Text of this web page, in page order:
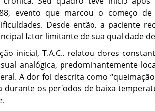
evento que marcou o começo
Desde então, a paciente
fator limitante de sua qualidade
inicial, T.A.C.. relatou dores
analógica, predominantemente
A dor foi descrita como “queimação
durante os períodos de baixa